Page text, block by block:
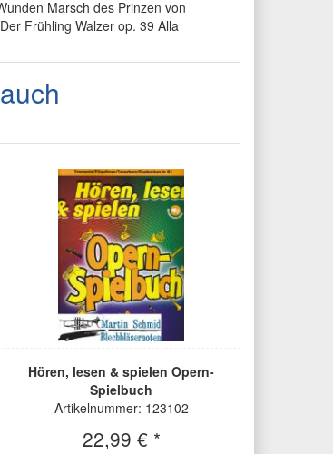
Marsch des Prinzen von
Frühling Walzer op. 39 Alla
Hören, lesen & spielen Opern-
Spielbuch
Artikelnummer: 123102
22,99 € *